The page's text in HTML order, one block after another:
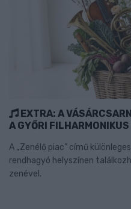
EXTRA: A
A GYŐRI FILHARMONIKUS
A „Zenélő piac” című
rendhagyó helyszínen
zenével.